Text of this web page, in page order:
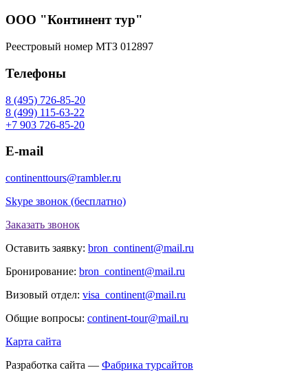
ООО "Континент тур"
Реестровый номер МТЗ 012897
Телефоны
8 (495) 726-85-20
8 (499) 115-63-22
+7 903 726-85-20
E-mail
continenttours@rambler.ru
Skype звонок (бесплатно)
Заказать звонок
Оставить заявку: bron_continent@mail.ru
Бронирование: bron_continent@mail.ru
Визовый отдел: visa_continent@mail.ru
Общие вопросы: continent-tour@mail.ru
Карта сайта
Разработка сайта — Фабрика турсайтов